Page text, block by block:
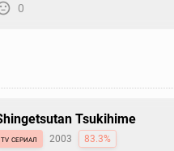
0
Tsukihime
tv сериал 2003 83.3%